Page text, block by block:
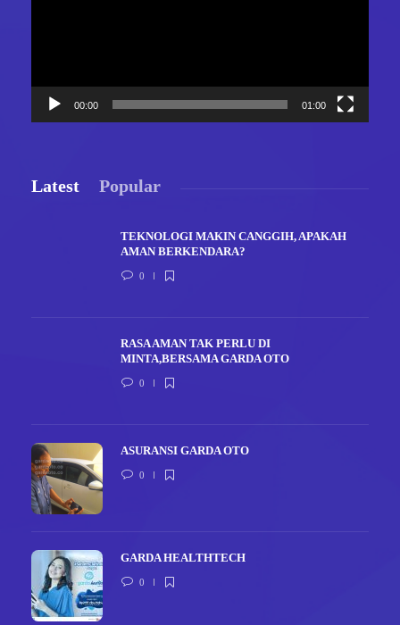
00:00 01:00
Latest Popular
TEKNOLOGI MAKIN CANGGIH, APAKAH
AMAN BERKENDARA?
0
RASA AMAN TAK PERLU DI
MINTA,BERSAMA GARDA OTO
0
ASURANSI GARDA OTO
0
GARDA HEALTHTECH
0